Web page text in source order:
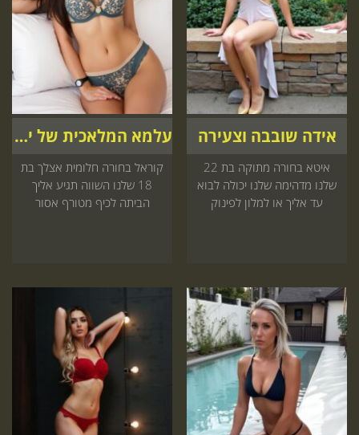
אידה שובבה וצעירה
איטא בחורה מתוקה בת 22
שלנו מדהימה שלנו יכולה לבוא
עד אליך או למלון לפינוק
עלמא המלאכית של ישראל
קוראל בחורה חלומית אצלך בת
18 שלנו השווה תגיע אליך
הביתה לכיף מטורף אסור